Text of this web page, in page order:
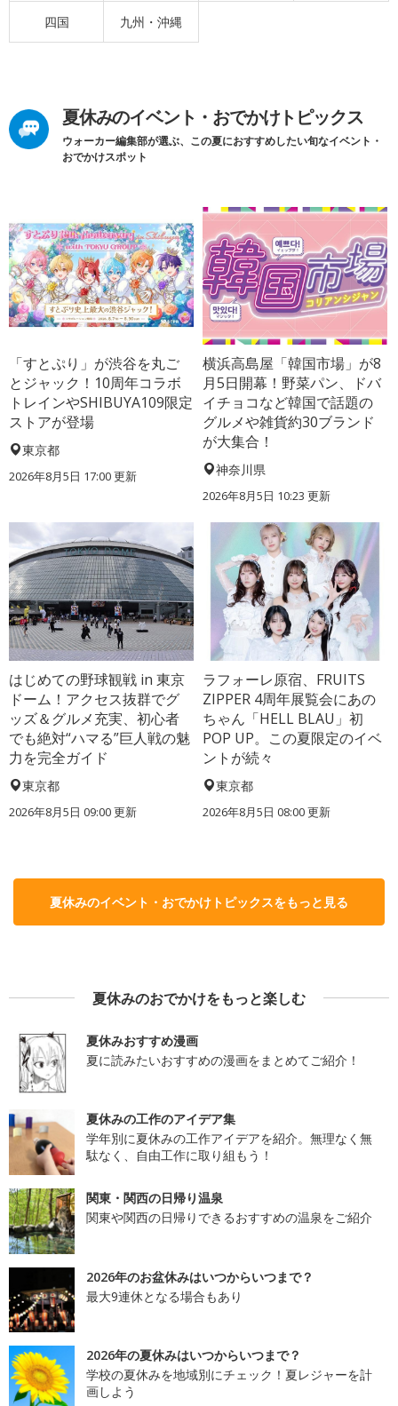
四国 九州・沖縄
夏休みのイベント・おでかけトピックス
ウォーカー編集部が選ぶ、この夏におすすめしたい旬なイベント・
おでかけスポット
「すとぷり」が渋谷を丸ご
とジャック！10周年コラボ
トレインやSHIBUYA109限定
ストアが登場
東京都
2026年8月5日 17:00更新
横浜高島屋「韓国市場」が8
月5日開幕！野菜パン、ドバ
イチョコなど韓国で話題の
グルメや雑貨約30ブランド
が大集合！
神奈川県
2026年8月5日 10:23 更新
はじめての野球観戦 in 東京
ドーム！アクセス抜群でグ
ッズ＆グルメ充実、初心者
でも絶対“ハマる”巨人戦の魅
力を完全ガイド
東京都
2026年8月5日 09:00更新
ラフォーレ原宿、FRUITS
ZIPPER 4周年展覧会にあの
ちゃん「HELL BLAU」初
POP UP。この夏限定のイベ
ントが続々
東京都
2026年8月5日 08:00更新
夏休みのイベント・おでかけトピックスをもっと見る
夏休みのおでかけをもっと楽しむ
夏休みおすすめ漫画
夏に読みたいおすすめの漫画をまとめてご紹介！
夏休みの工作のアイデア集
学年別に夏休みの工作アイデアを紹介。無理なく無
駄なく、自由工作に取り組もう！
関東・関西の日帰り温泉
関東や関西の日帰りできるおすすめの温泉をご紹介
2026年のお盆休みはいつからいつまで？
最大9連休となる場合もあり
2026年の夏休みはいつからいつまで？
学校の夏休みを地域別にチェック！夏レジャーを計
画しよう